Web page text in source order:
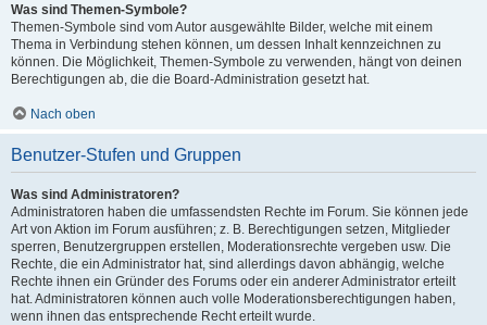
Was sind Themen-Symbole?
Themen-Symbole sind vom Autor ausgewählte Bilder, welche mit einem
Thema in Verbindung stehen können, um dessen Inhalt kennzeichnen zu
können. Die Möglichkeit, Themen-Symbole zu verwenden, hängt von deinen
Berechtigungen ab, die die Board-Administration gesetzt hat.
Nach oben
Benutzer-Stufen und Gruppen
Was sind Administratoren?
Administratoren haben die umfassendsten Rechte im Forum. Sie können jede
Art von Aktion im Forum ausführen; z. B. Berechtigungen setzen, Mitglieder
sperren, Benutzergruppen erstellen, Moderationsrechte vergeben usw. Die
Rechte, die ein Administrator hat, sind allerdings davon abhängig, welche
Rechte ihnen ein Gründer des Forums oder ein anderer Administrator erteilt
hat. Administratoren können auch volle Moderationsberechtigungen haben,
wenn ihnen das entsprechende Recht erteilt wurde.